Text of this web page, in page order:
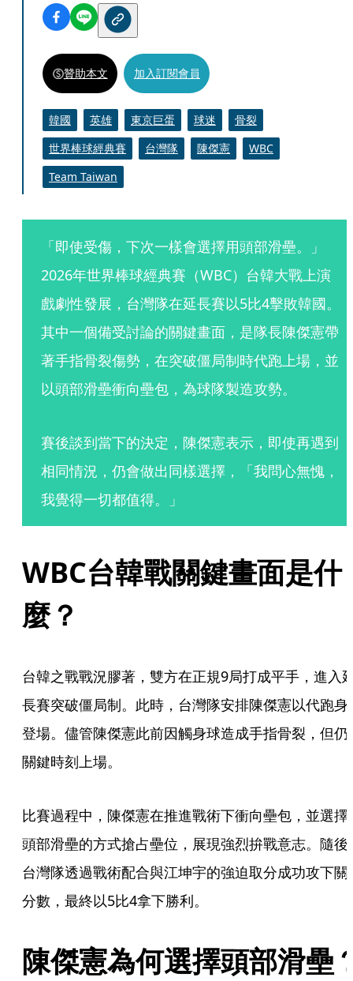
贊助本文 加入訂閱會員
韓國 英雄 東京巨蛋 球迷
骨裂
世界棒球經典賽
台灣隊 陳傑憲
WBC
Team Taiwan
「即使受傷，下次一樣會選擇用頭部滑壘。」
2026年世界棒球經典賽（WBC）台韓大戰上演
戲劇性發展，台灣隊在延長賽以5比4擊敗韓國。
其中一個備受討論的關鍵畫面，是隊長陳傑憲帶
著手指骨裂傷勢，在突破僵局制時代跑上場，並
以頭部滑壘衝向壘包，為球隊製造攻勢。
賽後談到當下的決定，陳傑憲表示，即使再遇到
相同情況，仍會做出同樣選擇，「我問心無愧，
我覺得一切都值得。」
WBC台韓戰關鍵畫面是什
麼？
台韓之戰戰況膠著，雙方在正規9局打成平手，進入
長賽突破僵局制。此時，台灣隊安排陳傑憲以代跑身
登場。儘管陳傑憲此前因觸身球造成手指骨裂，但仍
關鍵時刻上場。
比賽過程中，陳傑憲在推進戰術下衝向壘包，並選擇
頭部滑壘的方式搶占壘位，展現強烈拚戰意志。隨後
台灣隊透過戰術配合與江坤宇的強迫取分成功攻下關
分數，最終以5比4拿下勝利。
陳傑憲為何選擇頭部滑壘